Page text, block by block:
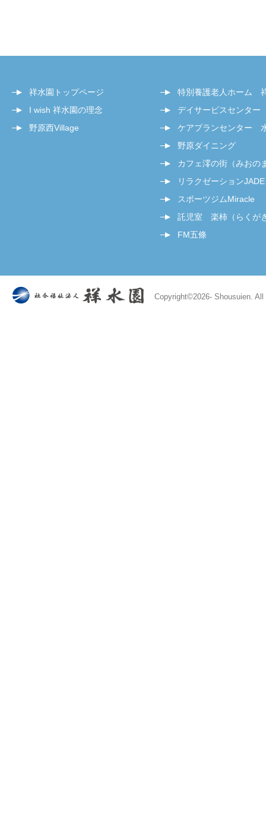
祥水園トップページ
I wish 祥水園の理念
野原西Village
特別養護老人ホーム
デイサービスセンタ
ケアプランセンター
野原ダイニング
カフェ澪の街（みおの
リラクゼーションJADE
スポーツジムMiracle
託児室 楽柿（らくが
FM五條
Copyright©2026- Shousuien.